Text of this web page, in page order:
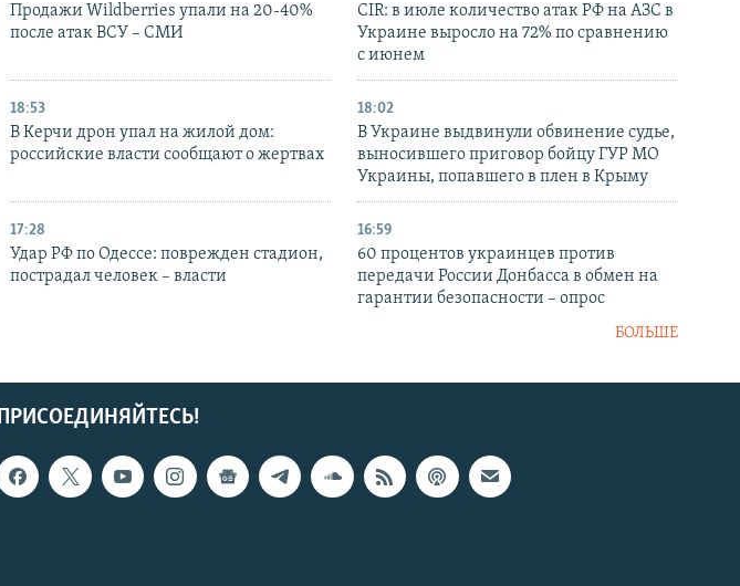
Продажи Wildberries упали на 20-40%
после атак ВСУ – СМИ
CIR: в июле количество атак РФ на АЗС в
Украине выросло на 72% по сравнению
с июнем
18:53
В Керчи дрон упал на жилой дом:
российские власти сообщают о жертвах
18:02
В Украине выдвинули обвинение судье,
выносившего приговор бойцу ГУР МО
Украины, попавшего в плен в Крыму
17:28
Удар РФ по Одессе: поврежден стадион,
пострадал человек – власти
16:59
60 процентов украинцев против
передачи России Донбасса в обмен на
гарантии безопасности – опрос
БОЛЬШЕ
ПРИСОЕДИНЯЙТЕСЬ!